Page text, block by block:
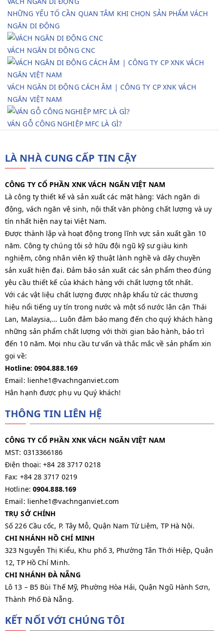
NHỮNG YẾU TỐ CẦN QUAN TÂM KHI CHỌN SẢN PHẨM VÁCH
NGĂN DI ĐỘNG
VÁCH NGĂN DI ĐỘNG CNC
VÁCH NGĂN DI ĐỘNG CÁCH ÂM | CÔNG TY CP XNK VÁCH
NGĂN VIỆT NAM
VÁN GỖ CÔNG NGHIỆP MFC LÀ GÌ?
LÀ NHÀ CUNG CẤP TIN CẬY
CÔNG TY CỔ PHẦN XNK VÁCH NGĂN VIỆT NAM
Là công ty thiết kế và sản xuất các mặt hàng: Vách ngăn di
động, vách ngăn vệ sinh, nội thất văn phòng chất lượng và uy
tín nhất hiện nay tại Việt Nam.
Được thành lập và hoạt động trong lĩnh vực sản xuất gần 10
năm. Công ty chúng tôi sở hữu đội ngũ kỹ sư giàu kinh
nghiệm, công nhân viên kỹ thuật lành nghề và dây chuyền
sản xuất hiện đại. Đảm bảo sản xuất các sản phẩm theo đúng
yêu cầu thiết kế của khách hàng với chất lượng tốt nhất.
Với các vật liệu chất lượng được nhập khẩu từ các thương
hiệu nổi tiếng uy tín trong nước và một số nước lân cận Thái
Lan, Malaysia,… Luôn đảm bảo mang đến cho quý khách hàng
những sản phẩm chất lượng với thời gian bảo hành, bảo trì
đến 10 năm. Mọi nhu cầu tư vấn và thắc mắc về sản phẩm xin
gọi về:
Hotline: 0904.888.169
Email: lienhe1@vachnganviet.com
Hân hạnh được phụ vụ Quý khách!
THÔNG TIN LIÊN HỆ
CÔNG TY CỔ PHẦN XNK VÁCH NGĂN VIỆT NAM
MST: 0313366186
Điện thoại: +84 28 3717 0218
Fax: +84 28 3717 0219
Hotline: 0904.888.169
Email: lienhe1@vachnganviet.com
TRỤ SỞ CHÍNH
Số 226 Cầu cốc, P. Tây Mỗ, Quận Nam Từ Liêm, TP Hà Nội.
CHI NHÁNH HỒ CHÍ MINH
323 Nguyễn Thị Kiểu, Khu phố 3, Phường Tân Thới Hiệp, Quận
12, TP Hồ Chí Minh.
CHI NHÁNH ĐÀ NẴNG
Lô 13 – B5 Bùi Thế Mỹ, Phường Hòa Hải, Quận Ngũ Hành Sơn,
Thành Phố Đà Nẵng.
KẾT NỐI VỚI CHÚNG TÔI